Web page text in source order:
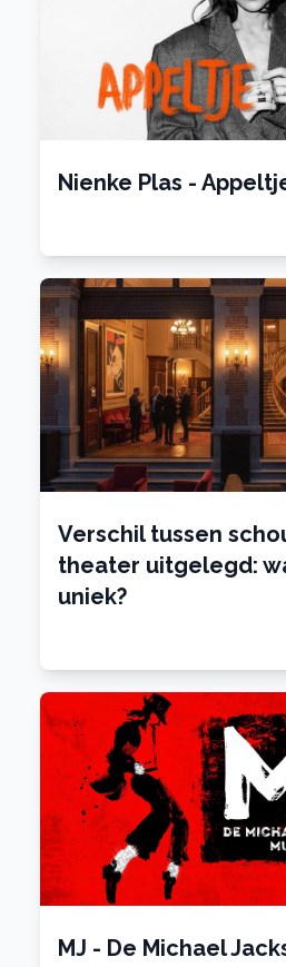
Nienke Plas -
Verschil tussen
theater uitgelegd:
uniek?
MJ - De Michael